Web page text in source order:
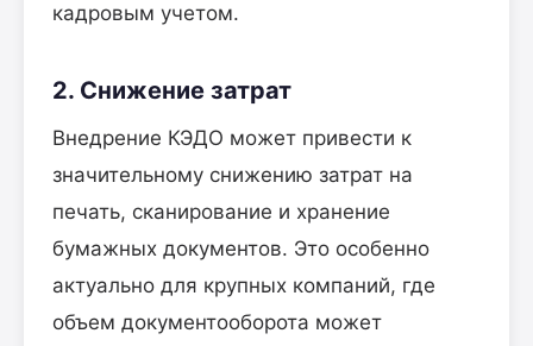
кадровым учетом.
2. Снижение затрат
Внедрение КЭДО может привести к
значительному снижению затрат на
печать, сканирование и хранение
бумажных документов. Это особенно
актуально для крупных компаний, где
объем документооборота может